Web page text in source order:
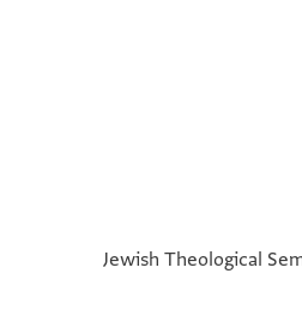
Jewish Theological